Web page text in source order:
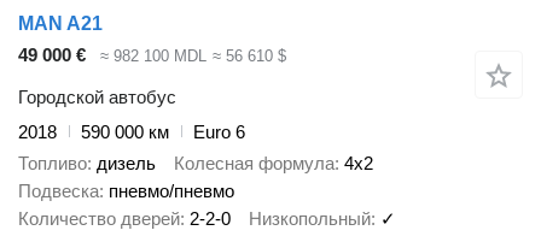
MAN A21
49 000 €
≈ 982 100 MDL ≈ 56 610 $
Городской автобус
2018
590 000 км
Euro 6
Топливо дизель Колесная формула 4x2
Подвеска пневмо/пневмо
Количество дверей 2-2-0 Низкопольный ✓